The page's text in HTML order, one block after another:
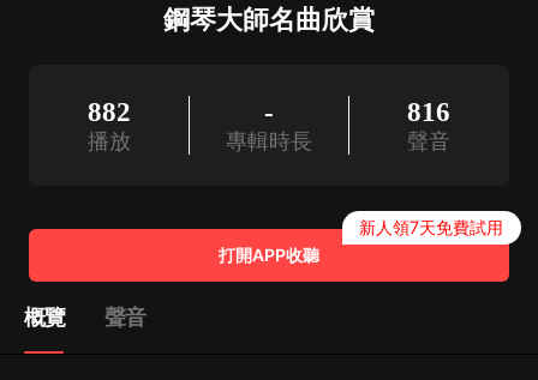
鋼琴大師名曲欣賞
882
播放
-
專輯時長
816
聲音
打開APP收聽
新人領7天免費試用
概覽 聲音